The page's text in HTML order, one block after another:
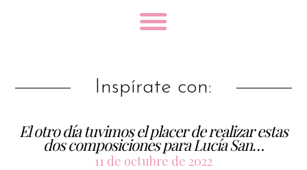
Inspírate con:
El otro día tuvimos el placer de realizar estas
dos composiciones para Lucía San…
11 de octubre de 2022